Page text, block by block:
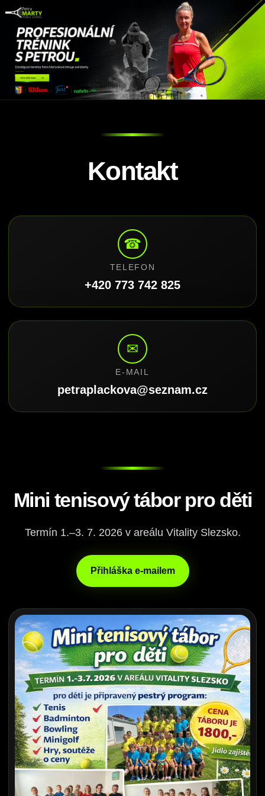
Kontakt
☎
TELEFON
+420 773 742 825
✉
E-MAIL
petraplackova@seznam.cz
Mini tenisový tábor pro děti
Termín 1.–3. 7. 2026 v areálu Vitality Slezsko.
Přihláška e-mailem